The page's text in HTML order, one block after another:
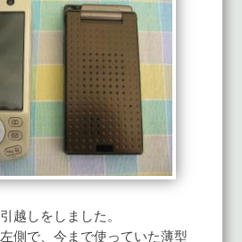
越しをしました。
側で、今まで使っていた薄型